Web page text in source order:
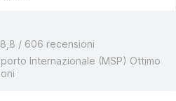
/ 606 recensioni
Internazionale (MSP) Ottimo